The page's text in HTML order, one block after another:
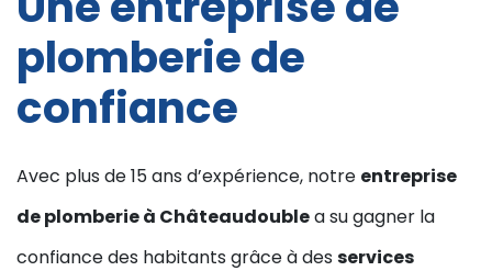
plomberie de
confiance
Avec plus de 15 ans d’expérience, notre entreprise
de plomberie à Châteaudoublea su gagner la
confiance des habitants grâce à des services